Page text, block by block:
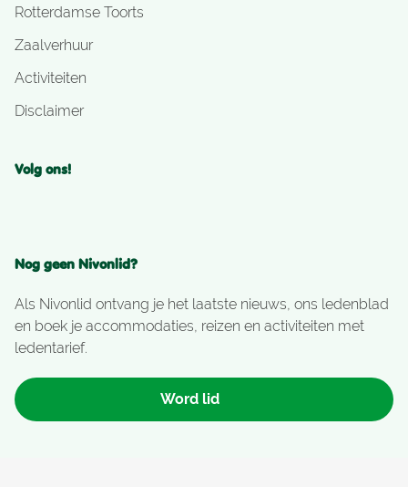
Rotterdamse Toorts
Zaalverhuur
Activiteiten
Disclaimer
Volg ons!
Nog geen Nivonlid?
Als Nivonlid ontvang je het laatste nieuws, ons ledenblad
en boek je accommodaties, reizen en activiteiten met
ledentarief.
Word lid